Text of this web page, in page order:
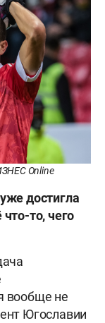
Online
достигла
то, чего
вообще не
Югославии